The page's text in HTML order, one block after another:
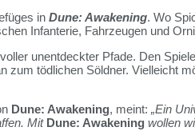
in Dune: Awakening. Wo
Infanterie, Fahrzeugen und
unentdeckter Pfade. Den
tödlichen Söldner. Vielleicht
Dune: Awakening, meint: „Ein
Mit Dune: Awakening wollen